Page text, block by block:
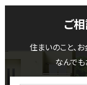
ご
住まいのこと、
なんで